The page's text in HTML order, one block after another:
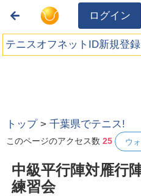
ログイン
テニスオフネットID新規登録
トップ >千葉県でテニス!
このページのアクセス数25 ウ
中級平行陣対雁行
練習会